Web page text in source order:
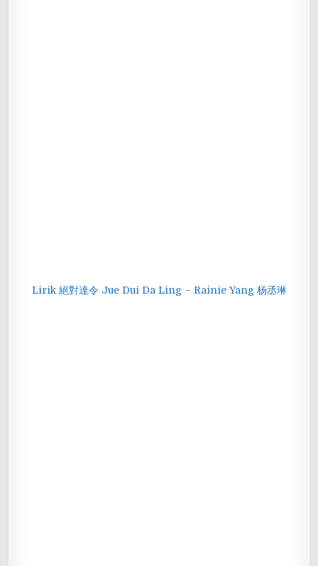
Lirik 絕對達令 Jue Dui Da Ling – Rainie Yang 杨丞琳